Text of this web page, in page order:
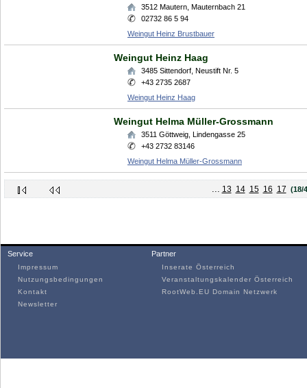
3512 Mautern Mauternbach 21
02732 86 5 94
Weingut Heinz Brustbauer
Weingut Heinz Haag
3485 Sittendorf Neustift Nr. 5
+43 2735 2687
Weingut Heinz Haag
Weingut Helma Müller-Grossmann
3511 Göttweig Lindengasse 25
+43 2732 83146
Weingut Helma Müller-Grossmann
... 13 14 15 16 17 (18/
Service
Impressum
Nutzungsbedingungen
Kontakt
Newsletter
Partner
Inserate Österreich
Veranstaltungskalender Österreich
RootWeb.EU Domain Netzwerk